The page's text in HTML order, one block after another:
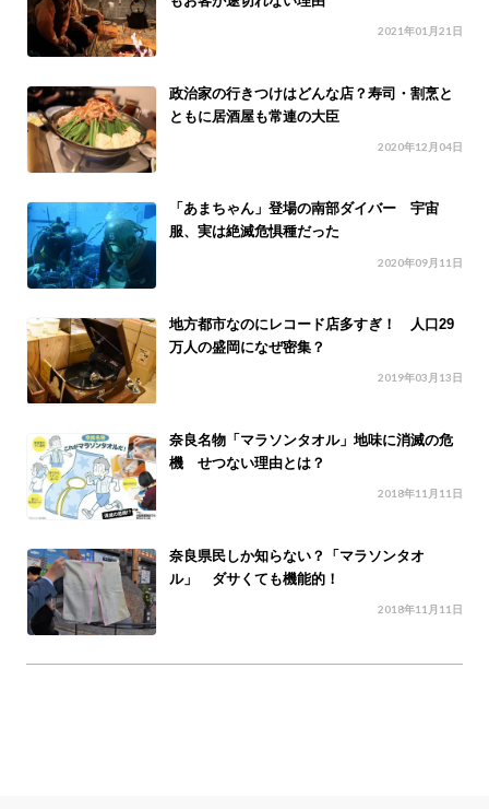
2021年01月21日
政治家の行きつけはどんな店？寿司・割烹と
ともに居酒屋も常連の大臣
2020年12月04日
「あまちゃん」登場の南部ダイバー 宇宙
服、実は絶滅危惧種だった
2020年09月11日
地方都市なのにレコード店多すぎ！ 人口29
万人の盛岡になぜ密集？
2019年03月13日
奈良名物「マラソンタオル」地味に消滅の危
機 せつない理由とは？
2018年11月11日
奈良県民しか知らない？「マラソンタオ
ル」 ダサくても機能的！
2018年11月11日